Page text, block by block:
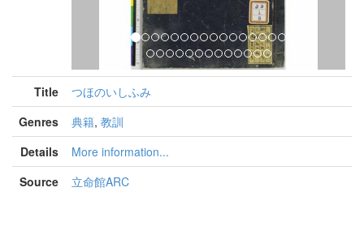
Title
つほのいしふみ
Genres
典籍, 教訓
Details
More information...
Source
立命館ARC